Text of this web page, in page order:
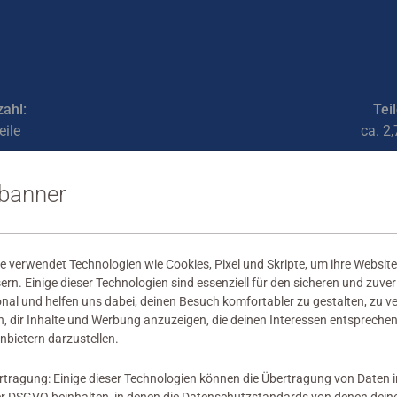
ca.
verwendet Technologien wie Cookies, Pixel und Skripte, um ihre
Einige dieser Technologien sind essenziell für den sicheren und
und helfen uns dabei, deinen Besuch komfortabler zu gestalten, zu
dir Inhalte und Werbung anzuzeigen, die deinen Interessen
darzustellen.
Einige dieser Technologien können die Übertragung von Daten